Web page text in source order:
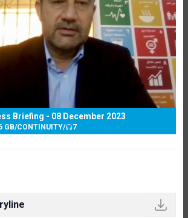
Briefing - 08 December 2023
GB/CONTINUITY/ 7